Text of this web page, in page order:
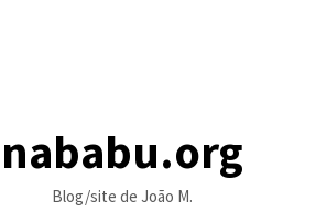
nababu.org
Blog/site de João M.